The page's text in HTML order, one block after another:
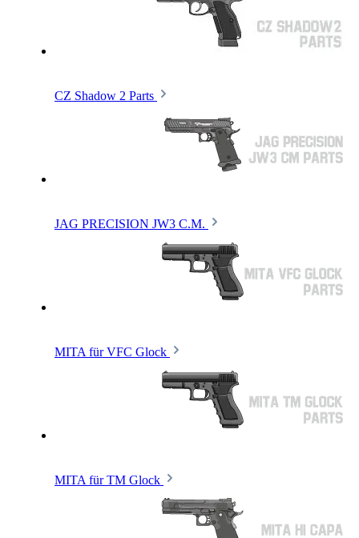
CZ Shadow 2 Parts
JAG PRECISION JW3 C.M.
MITA für VFC Glock
MITA für TM Glock